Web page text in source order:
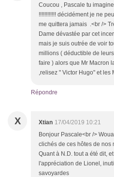
Coucou , Pascale tu
!!!!!!!!!!!! décidément je ne
me quittera jamais .<br />
Dame dévastée par cet
mais je suis outrée de voir
millions ( déductible de
faire ) alors que Mr Macron
,relisez " Victor Hugo" et les
Répondre
X Xtian 17/04/2019 10:21
Bonjour Pascale<br />
clichés de ces hôtes de nos
Quant à N.D. tout a été dit,
l'appréciation de Lionel,
savoyardes